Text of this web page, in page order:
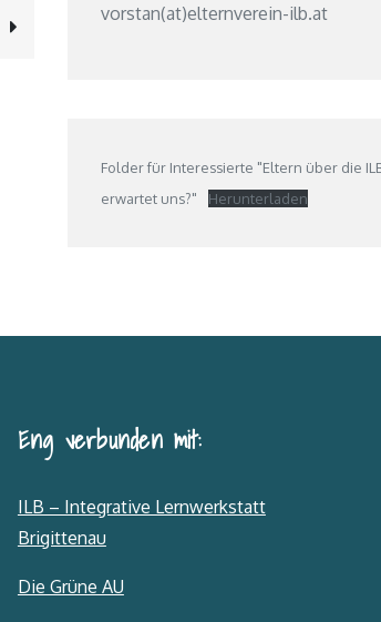
vorstan(at)elternverein-ilb.at
Folder für Interessierte "Eltern über die
erwartet uns?"
Herunterladen
Eng verbunden mit:
ILB – Integrative Lernwerkstatt
Brigittenau
Die Grüne AU